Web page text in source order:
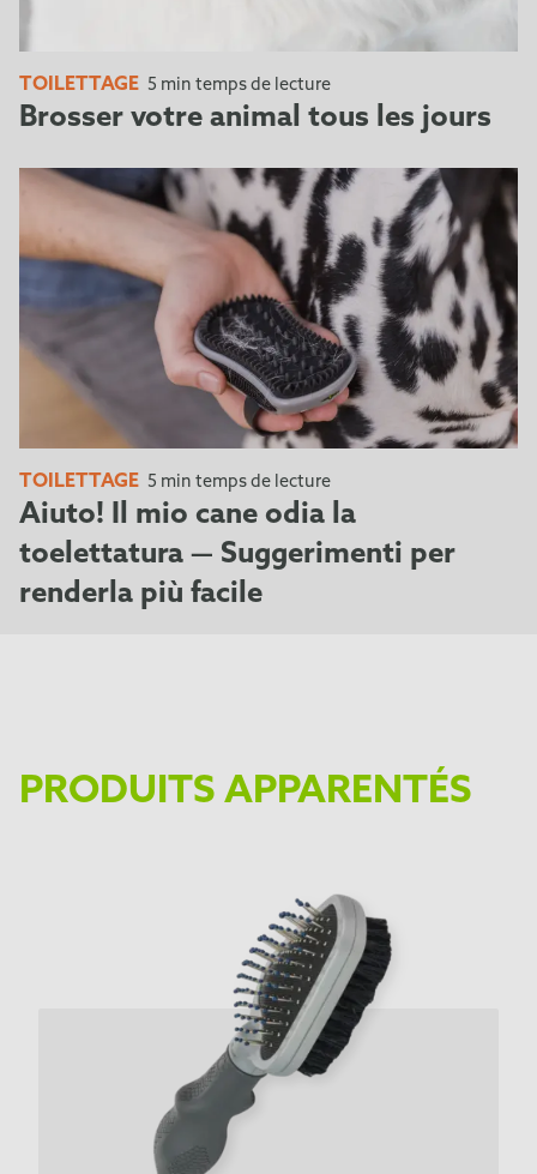
TOILETTAGE 5 min temps de lecture
Brosser votre animal tous les jours
TOILETTAGE 5 min temps de lecture
Aiuto! Il mio cane odia la
toelettatura — Suggerimenti per
renderla più facile
PRODUITS APPARENTÉS